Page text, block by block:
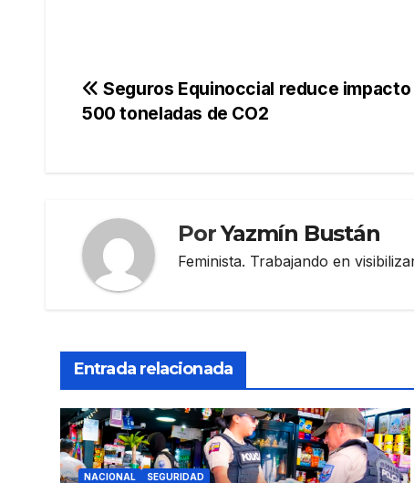
Navegación
Seguros Equinoccial reduce
500 toneladas de CO2
PorYazmín Bustán
Feminista. Trabajando en
Entrada relacionada
NACIONAL SEGURIDAD